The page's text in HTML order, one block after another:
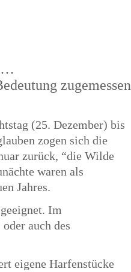
…
zugemessen
(25. Dezember) bis
zogen sich die
zurück, “die Wilde
waren als
Jahres.
Im
auch des
eigene Harfenstücke